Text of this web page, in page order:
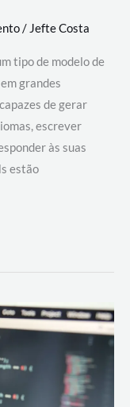
/ Jefte Costa
tipo de modelo de
grandes
de gerar
escrever
às suas
estão